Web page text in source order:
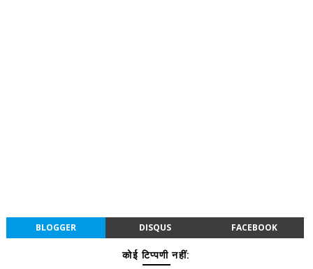
BLOGGER DISQUS FACEBOOK
कोई टिप्पणी नहीं: